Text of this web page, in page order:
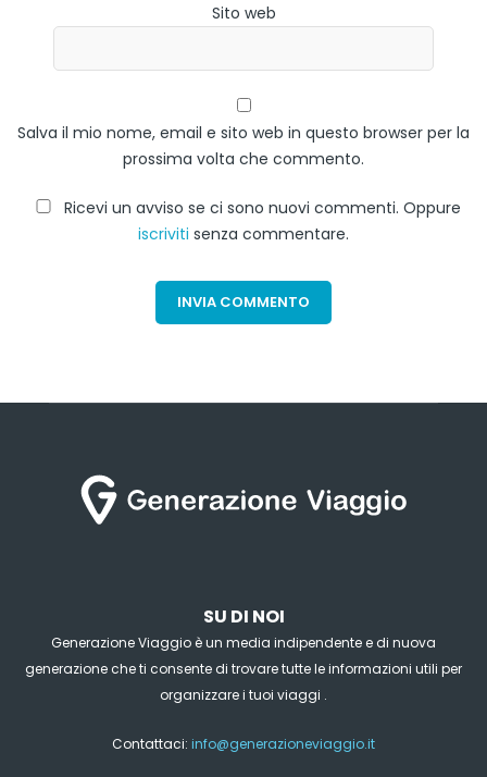
Sito web
Salva il mio nome, email e sito web in questo browser per la
prossima volta che commento.
Ricevi un avviso se ci sono nuovi commenti. Oppure
iscriviti senza commentare.
SU DI NOI
Generazione Viaggio è un media indipendente e di nuova
generazione che ti consente di trovare tutte le informazioni utili per
organizzare i tuoi viaggi .
Contattaci: info@generazioneviaggio.it